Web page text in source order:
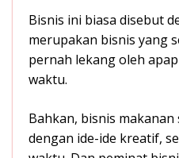
Bisnis ini biasa disebut
merupakan bisnis yang
pernah lekang oleh
waktu.
Bahkan, bisnis
dengan ide-ide kreatif,